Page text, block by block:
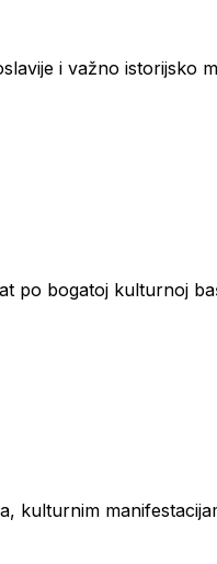
i važno istorijsko
po bogatoj kulturnoj
kulturnim